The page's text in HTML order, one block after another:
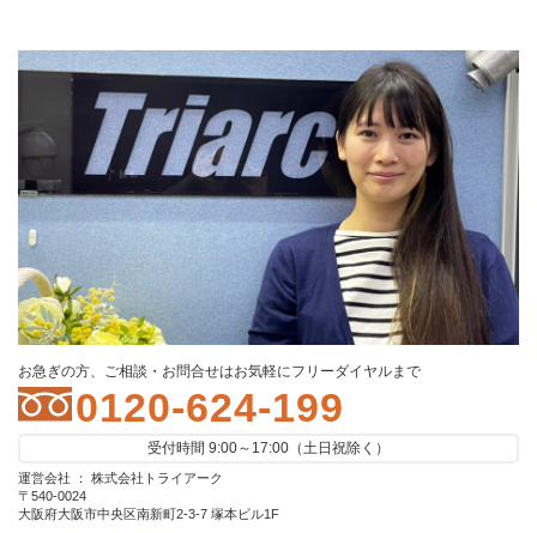
お急ぎの方、ご相談・お問合せはお気軽にフリーダイヤルまで
運営会社 ： 株式会社トライアーク
〒540-0024
大阪府大阪市中央区南新町2-3-7 塚本ビル1F
0120-624-199
受付時間 9:00～17:00（土日祝除く）